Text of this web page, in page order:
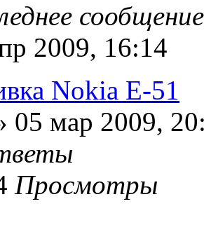
2009, 16:14
Nokia E-51
05 мар 2009,
Просмотры